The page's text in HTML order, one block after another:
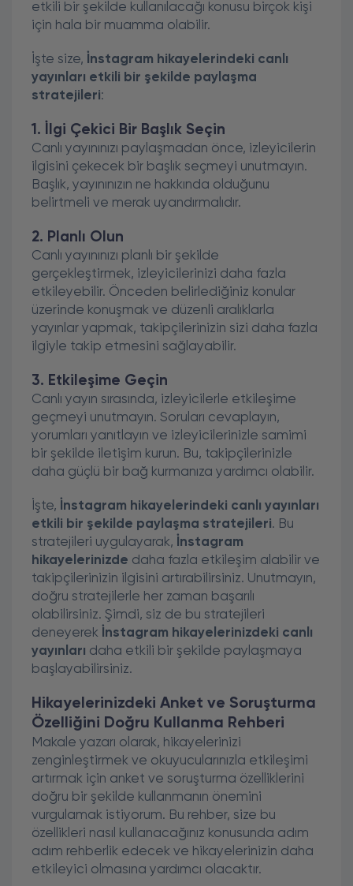
etkili bir şekilde kullanılacağı konusu birçok kişi
için hala bir muamma olabilir.
İşte size, İnstagram hikayelerindeki canlı
yayınları etkili bir şekilde paylaşma
stratejileri:
1. İlgi Çekici Bir Başlık Seçin
Canlı yayınınızı paylaşmadan önce, izleyicilerin
ilgisini çekecek bir başlık seçmeyi unutmayın.
Başlık, yayınınızın ne hakkında olduğunu
belirtmeli ve merak uyandırmalıdır.
2. Planlı Olun
Canlı yayınınızı planlı bir şekilde
gerçekleştirmek, izleyicilerinizi daha fazla
etkileyebilir. Önceden belirlediğiniz konular
üzerinde konuşmak ve düzenli aralıklarla
yayınlar yapmak, takipçilerinizin sizi daha fazla
ilgiyle takip etmesini sağlayabilir.
3. Etkileşime Geçin
Canlı yayın sırasında, izleyicilerle etkileşime
geçmeyi unutmayın. Soruları cevaplayın,
yorumları yanıtlayın ve izleyicilerinizle samimi
bir şekilde iletişim kurun. Bu, takipçilerinizle
daha güçlü bir bağ kurmanıza yardımcı olabilir.
İşte, İnstagram hikayelerindeki canlı yayınları
etkili bir şekilde paylaşma stratejileri. Bu
stratejileri uygulayarak, İnstagram
hikayelerinizde daha fazla etkileşim alabilir ve
takipçilerinizin ilgisini artırabilirsiniz. Unutmayın,
doğru stratejilerle her zaman başarılı
olabilirsiniz. Şimdi, siz de bu stratejileri
deneyerek İnstagram hikayelerinizdeki canlı
yayınları daha etkili bir şekilde paylaşmaya
başlayabilirsiniz.
Hikayelerinizdeki Anket ve Soruşturma
Özelliğini Doğru Kullanma Rehberi
Makale yazarı olarak, hikayelerinizi
zenginleştirmek ve okuyucularınızla etkileşimi
artırmak için anket ve soruşturma özelliklerini
doğru bir şekilde kullanmanın önemini
vurgulamak istiyorum. Bu rehber, size bu
özellikleri nasıl kullanacağınız konusunda adım
adım rehberlik edecek ve hikayelerinizin daha
etkileyici olmasına yardımcı olacaktır.